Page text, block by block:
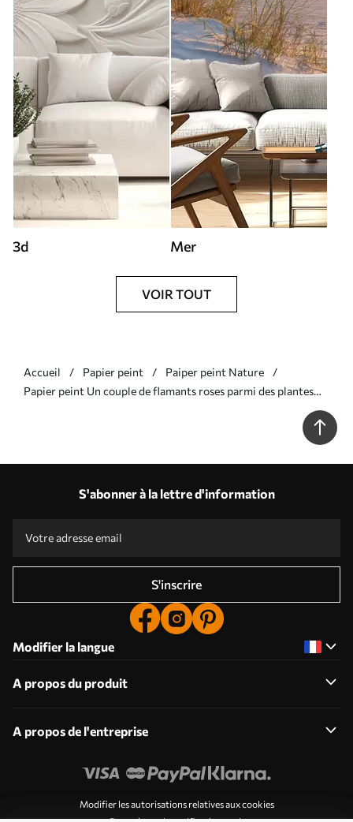
3d Mer
VOIR TOUT
Accueil Papier peint
Paiper peint Nature
Papier peint Un couple de flamants roses parmi des plantes
S'abonner à la lettre d'information
S'inscrire
Modifier la langue
A propos du produit
A propos de l'entreprise
Modifier les autorisations relatives aux cookies